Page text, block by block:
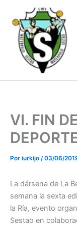
contenido
VI. FIN
Por iurkijo /03/06/
La dársena de La
semana la sexta
la Ría, evento
Sestao en